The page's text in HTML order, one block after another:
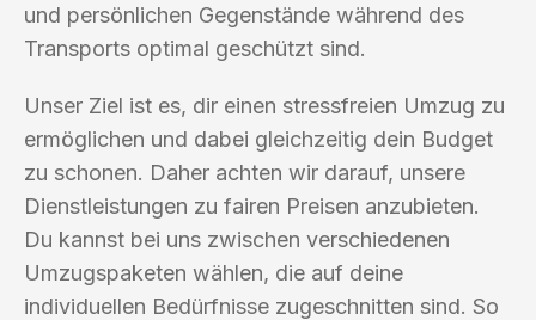
und persönlichen Gegenstände während des
Transports optimal geschützt sind.
Unser Ziel ist es, dir einen stressfreien Umzug zu
ermöglichen und dabei gleichzeitig dein Budget
zu schonen. Daher achten wir darauf, unsere
Dienstleistungen zu fairen Preisen anzubieten.
Du kannst bei uns zwischen verschiedenen
Umzugspaketen wählen, die auf deine
individuellen Bedürfnisse zugeschnitten sind. So